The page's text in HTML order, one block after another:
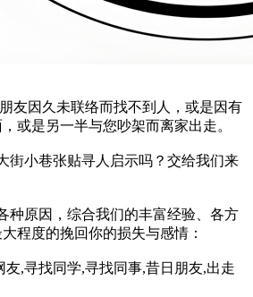
友因久未联络而找不到人，或是因有
或是另一半与您吵架而离家出走。
小巷张贴寻人启示吗？交给我们来
原因，综合我们的丰富经验、各方
程度的挽回你的损失与感情：
找同学,寻找同事,昔日朋友,出走